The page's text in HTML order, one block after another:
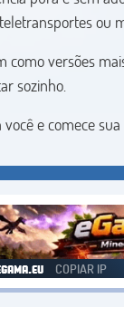
ou
versões
sozinho.
e comece
COPIAR IP